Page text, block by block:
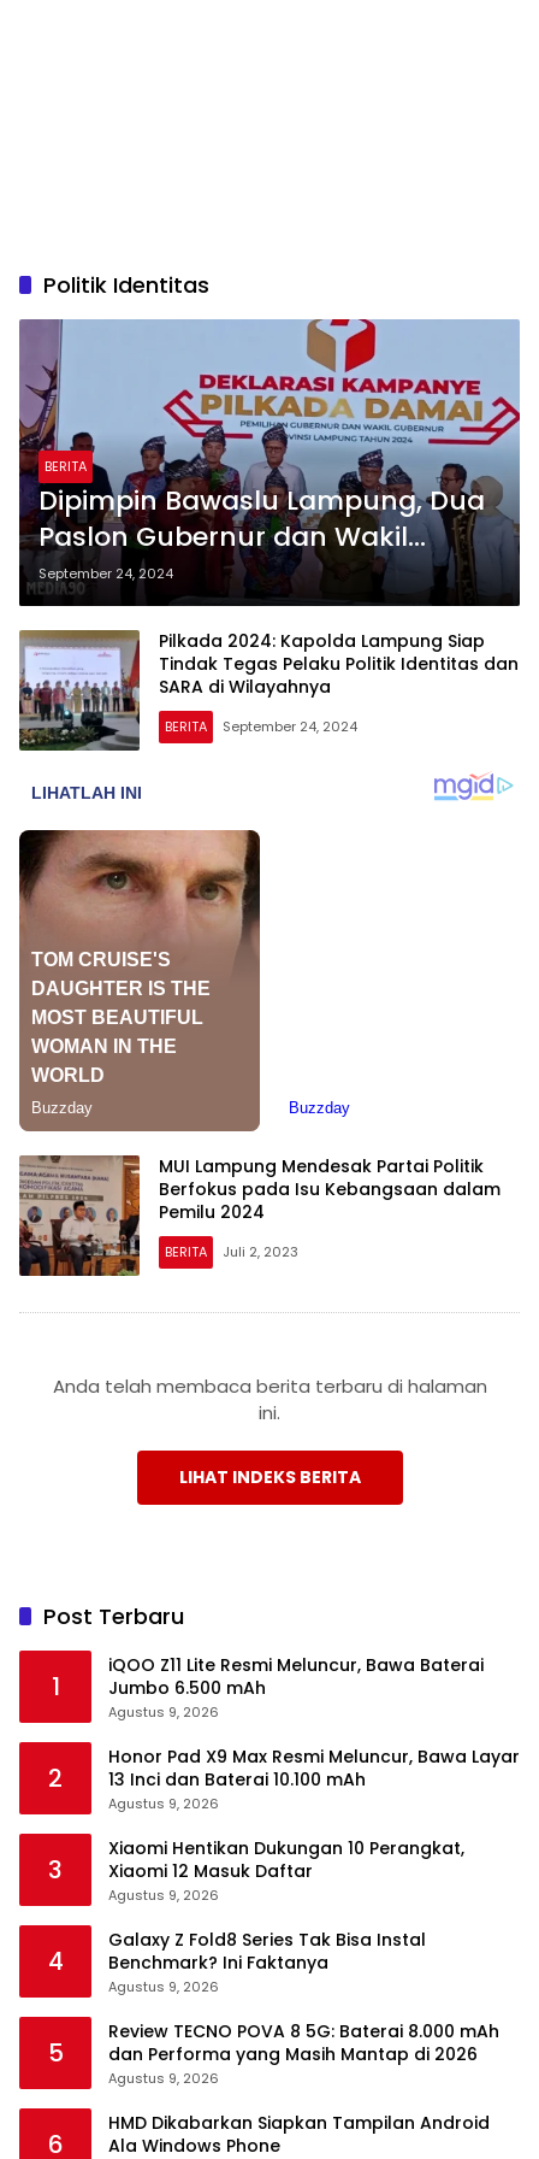
Politik Identitas
BERITA
Dipimpin Bawaslu Lampung, Dua
Paslon Gubernur dan Wakil
Gubernur Deklarasikan
Kampanye Damai untuk Pilkada
September 24, 2024
Pilkada 2024: Kapolda Lampung Siap
Tindak Tegas Pelaku Politik Identitas dan
SARA di Wilayahnya
BERITA September 24, 2024
MUI Lampung Mendesak Partai Politik
Berfokus pada Isu Kebangsaan dalam
Pemilu 2024
BERITA Juli 2, 2023
Anda telah membaca berita terbaru di halaman
ini.
LIHAT INDEKS BERITA
Post Terbaru
1
iQOO Z11 Lite Resmi Meluncur, Bawa Baterai
Jumbo 6.500 mAh
Agustus 9, 2026
2
Honor Pad X9 Max Resmi Meluncur, Bawa Layar
13 Inci dan Baterai 10.100 mAh
Agustus 9, 2026
3
Xiaomi Hentikan Dukungan 10 Perangkat,
Xiaomi 12 Masuk Daftar
Agustus 9, 2026
4
Galaxy Z Fold8 Series Tak Bisa Instal
Benchmark? Ini Faktanya
Agustus 9, 2026
5
Review TECNO POVA 8 5G: Baterai 8.000 mAh
dan Performa yang Masih Mantap di 2026
Agustus 9, 2026
6
HMD Dikabarkan Siapkan Tampilan Android
Ala Windows Phone